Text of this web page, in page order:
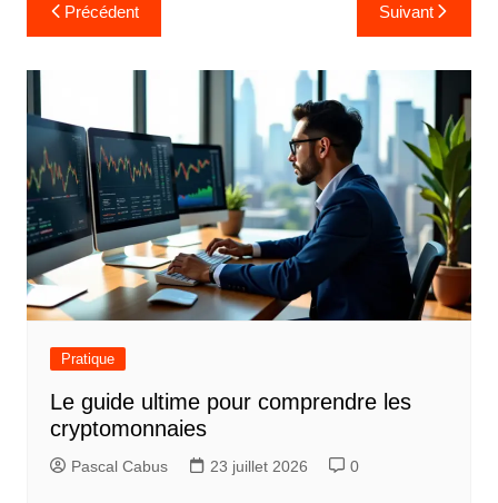
a
v
i
g
a
t
i
o
n
Précédent Suivant
Pratique
Le guide ultime pour comprendre les
cryptomonnaies
Pascal Cabus 23 juillet 2026 0